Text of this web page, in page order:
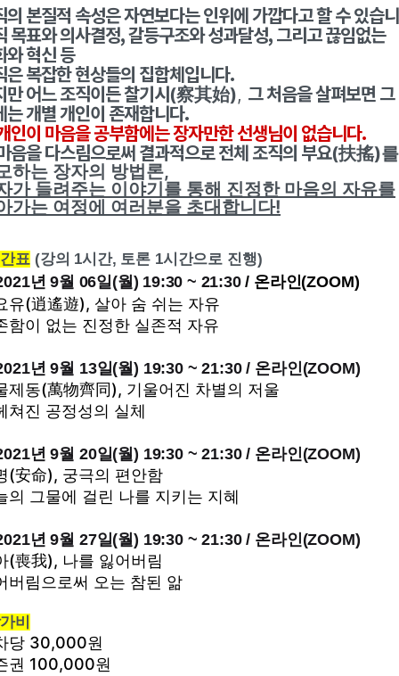
의 본질적 속성은 자연보다는 인위에 가깝다고 할 수 있습
목표와 의사결정, 갈등구조와 성과달성, 그리고 끊임없는
와 혁신 등
은 복잡한 현상들의 집합체입니다.
만 어느 조직이든 찰기시(察其始), 그 처음을 살펴보면 그
는 개별 개인이 존재합니다.
인이 마음을 공부함에는 장자만한 선생님이 없습니다.
음을 다스림으로써 결과적으로 전체 조직의 부요(扶搖)를
하는 장자의 방법론,
가 들려주는 이야기를 통해 진정한 마음의 자유를
가는 여정에 여러분을 초대합니다!
표 (강의 1시간, 토론 1시간으로 진행)
년 9월 06일(월) 19:30 ~ 21:30 / 온라인(ZOOM)
유(逍遙遊), 살아 숨 쉬는 자유
함이 없는 진정한 실존적 자유
년 9월 13일(월) 19:30 ~ 21:30 / 온라인(ZOOM)
제동(萬物齊同), 기울어진 차별의 저울
쳐진 공정성의 실체
년 9월 20일(월) 19:30 ~ 21:30 / 온라인(ZOOM)
(安命), 궁극의 편안함
의 그물에 걸린 나를 지키는 지혜
년 9월 27일(월) 19:30 ~ 21:30 / 온라인(ZOOM)
(喪我), 나를 잃어버림
버림으로써 오는 참된 앎
비
당 30,000원
권 100,000원